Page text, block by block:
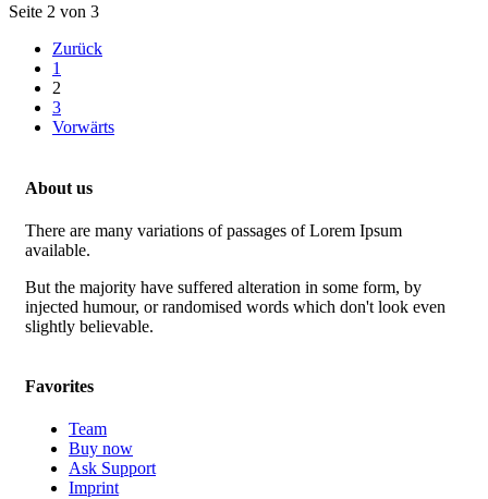
Seite 2 von 3
Zurück
1
2
3
Vorwärts
About us
There are many variations of passages of Lorem Ipsum
available.
But the majority have suffered alteration in some form, by
injected humour, or randomised words which don't look even
slightly believable.
Favorites
Team
Buy now
Ask Support
Imprint